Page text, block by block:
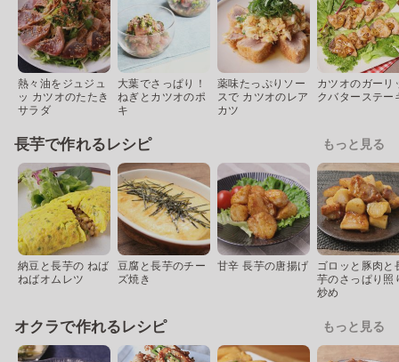
熱々油をジュジュ
ッ カツオのたたき
サラダ
大葉でさっぱり！
ねぎとカツオのポ
キ
薬味たっぷりソー
スで カツオのレア
カツ
カツオのガーリ
クバターステー
長芋で作れるレシピ もっと見る
納豆と長芋の ねば
ねばオムレツ
豆腐と長芋のチー
ズ焼き
甘辛 長芋の唐揚げ
ゴロッと豚肉と
芋のさっぱり照
炒め
オクラで作れるレシピ もっと見る